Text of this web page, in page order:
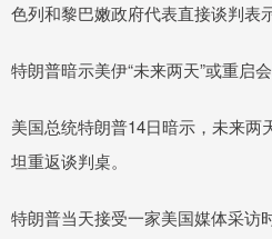
色列和黎巴嫩政府代表直接谈判表
特朗普暗示美伊“未来两天”或重启
美国总统特朗普14日暗示，未来两
坦重返谈判桌。
特朗普当天接受一家美国媒体采访